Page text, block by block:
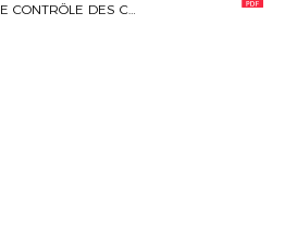
COMMISSION RÉGIONALE DE CONTRÔLE DES CLUBS